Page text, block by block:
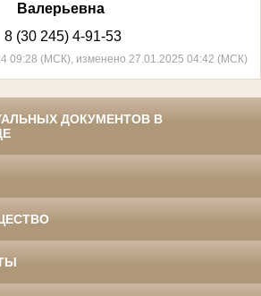
Валерьевна
8 (30 245) 4-91-53
09:28 (МСК), изменено 27.01.2025 04:42 (МСК)
ДОКУМЕНТОВ В